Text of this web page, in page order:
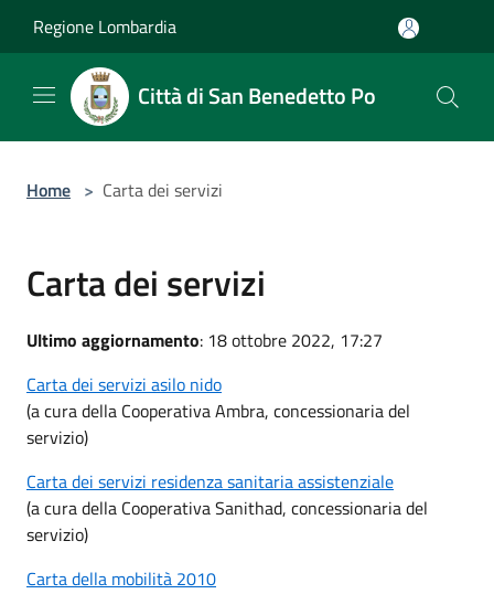
Regione Lombardia
Città di San Benedetto Po
Home > Carta dei servizi
Carta dei servizi
Ultimo aggiornamento: 18 ottobre 2022, 17:27
Carta dei servizi asilo nido
(a cura della Cooperativa Ambra, concessionaria del
servizio)
Carta dei servizi residenza sanitaria assistenziale
(a cura della Cooperativa Sanithad, concessionaria del
servizio)
Carta della mobilità 2010